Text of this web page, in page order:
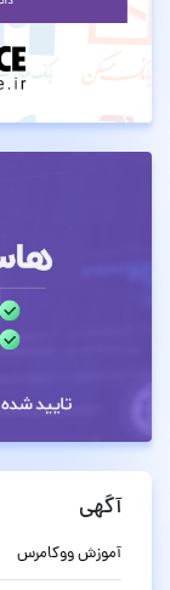
آگهی
آموزش ووکامرس